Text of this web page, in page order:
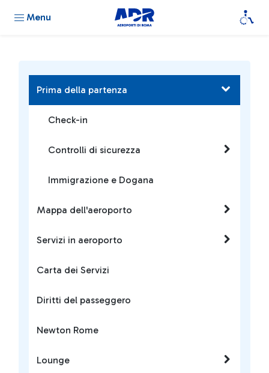
Menu
Prima della partenza
Check-in
Controlli di sicurezza
Immigrazione e Dogana
Mappa dell'aeroporto
Servizi in aeroporto
Carta dei Servizi
Diritti del passeggero
Newton Rome
Lounge